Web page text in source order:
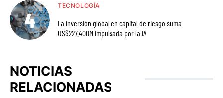
TECNOLOGÍA
La inversión global en capital de riesgo suma
US$227.400M impulsada por la IA
NOTICIAS
RELACIONADAS